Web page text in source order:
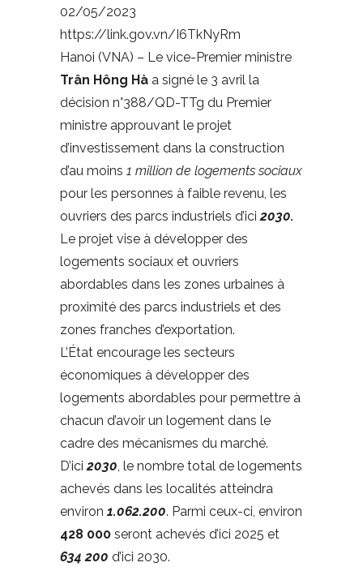
02/05/2023
https://link.gov.vn/I6TkNyRm
Hanoi (VNA) – Le vice-Premier ministre
Trân Hông Hà a signé le 3 avril la
décision n°388/QD-TTg du Premier
ministre approuvant le projet
d’investissement dans la construction
d’au moins 1 million de logements sociaux
pour les personnes à faible revenu, les
ouvriers des parcs industriels d’ici2030.
Le projet vise à développer des
logements sociaux et ouvriers
abordables dans les zones urbaines à
proximité des parcs industriels et des
zones franches d’exportation.
L’État encourage les secteurs
économiques à développer des
logements abordables pour permettre à
chacun d’avoir un logement dans le
cadre des mécanismes du marché.
D’ici2030, le nombre total de logements
achevés dans les localités atteindra
environ 1.062.200. Parmi ceux-ci, environ
428 000 seront achevés d’ici 2025 et
634 200 d’ici 2030.